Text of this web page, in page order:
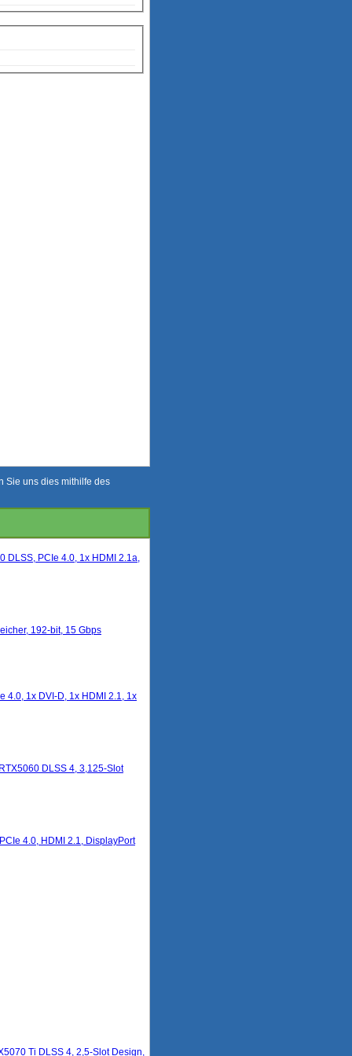
Sie uns dies mithilfe des
DLSS, PCIe 4.0, 1x HDMI 2.1a,
192-bit, 15 Gbps
4.0, 1x DVI-D, 1x HDMI 2.1, 1x
DLSS 4, 3,125-Slot
4.0, HDMI 2.1, DisplayPort
Ti DLSS 4, 2,5-Slot Design,